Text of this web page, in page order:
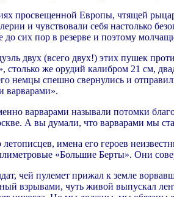
просвещенной Европы, чтящей
и чувствовали себя настолько
до сих пор в резерве и поэтому
двух (всего двух!) этих пушек
же орудий калибром 21 см,
немцы спешно свернулись и
варварами».
варварами называли потомки
А вы думали, что варварами мы
имена его героев
«Большие Берты». Они
чей пулемет прижал к земле
взрывами, чуть живой выпускал